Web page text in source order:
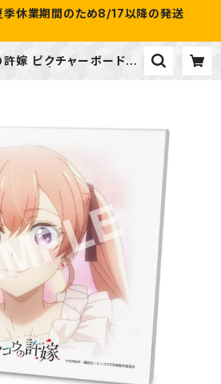
休業期間のため8/17以降の発送
許嫁 ピクチャーボード小